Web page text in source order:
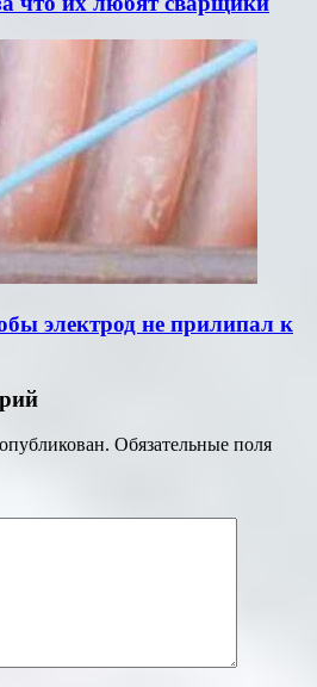
электрод не прилипал к
Обязательные поля